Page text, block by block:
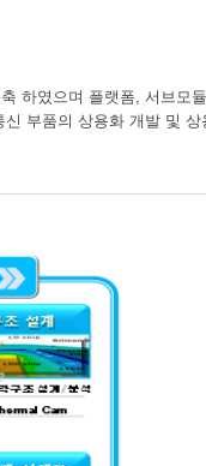
하였으며 플랫폼, 서브모
부품의 상용화 개발 및